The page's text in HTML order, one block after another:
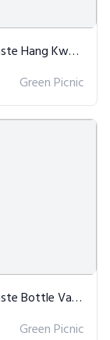
'Jij Maakt Het Verschil!'
Green Picnic
– Duurzame Vaas Cover
Green Picnic